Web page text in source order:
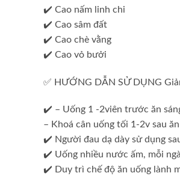
✔️ Cao nấm linh chi
✔️ Cao sâm đất
✔️ Cao chè vằng
✔️ Cao vỏ bưởi
✅ HƯỚNG DẪN SỬ DỤNG
✔️ – Uống 1 -2viên trước ăn
– Khoá cân uống tối 1-2v sau ăn
✔️ Người đau dạ dày sử dụng
✔️ Uống nhiều nước ấm, mỗi
✔️ Duy trì chế độ ăn uống lành